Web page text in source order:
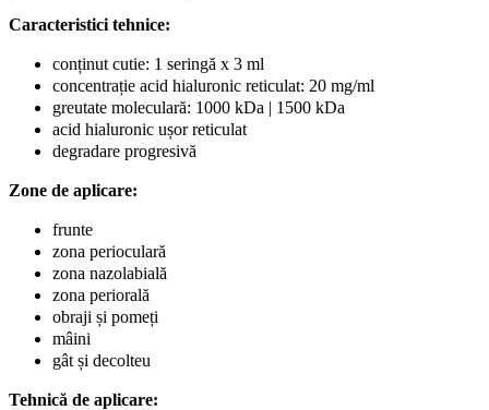
Caracteristici tehnice:
conținut cutie: 1 seringă x 3 ml
concentrație acid hialuronic reticulat: 20 mg/ml
greutate moleculară: 1000 kDa | 1500 kDa
acid hialuronic ușor reticulat
degradare progresivă
Zone de aplicare:
frunte
zona perioculară
zona nazolabială
zona periorală
obraji și pomeți
mâini
gât și decolteu
Tehnică de aplicare: